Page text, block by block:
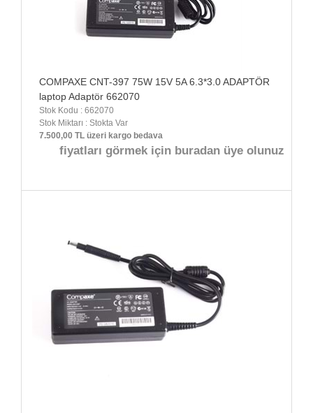
COMPAXE CNT-397 75W 15V 5A 6.3*3.0 ADAPTÖR
laptop Adaptör 662070
Stok Kodu : 662070
Stok Miktarı : Stokta Var
7.500,00 TL üzeri kargo bedava
fiyatları görmek için buradan üye olunuz